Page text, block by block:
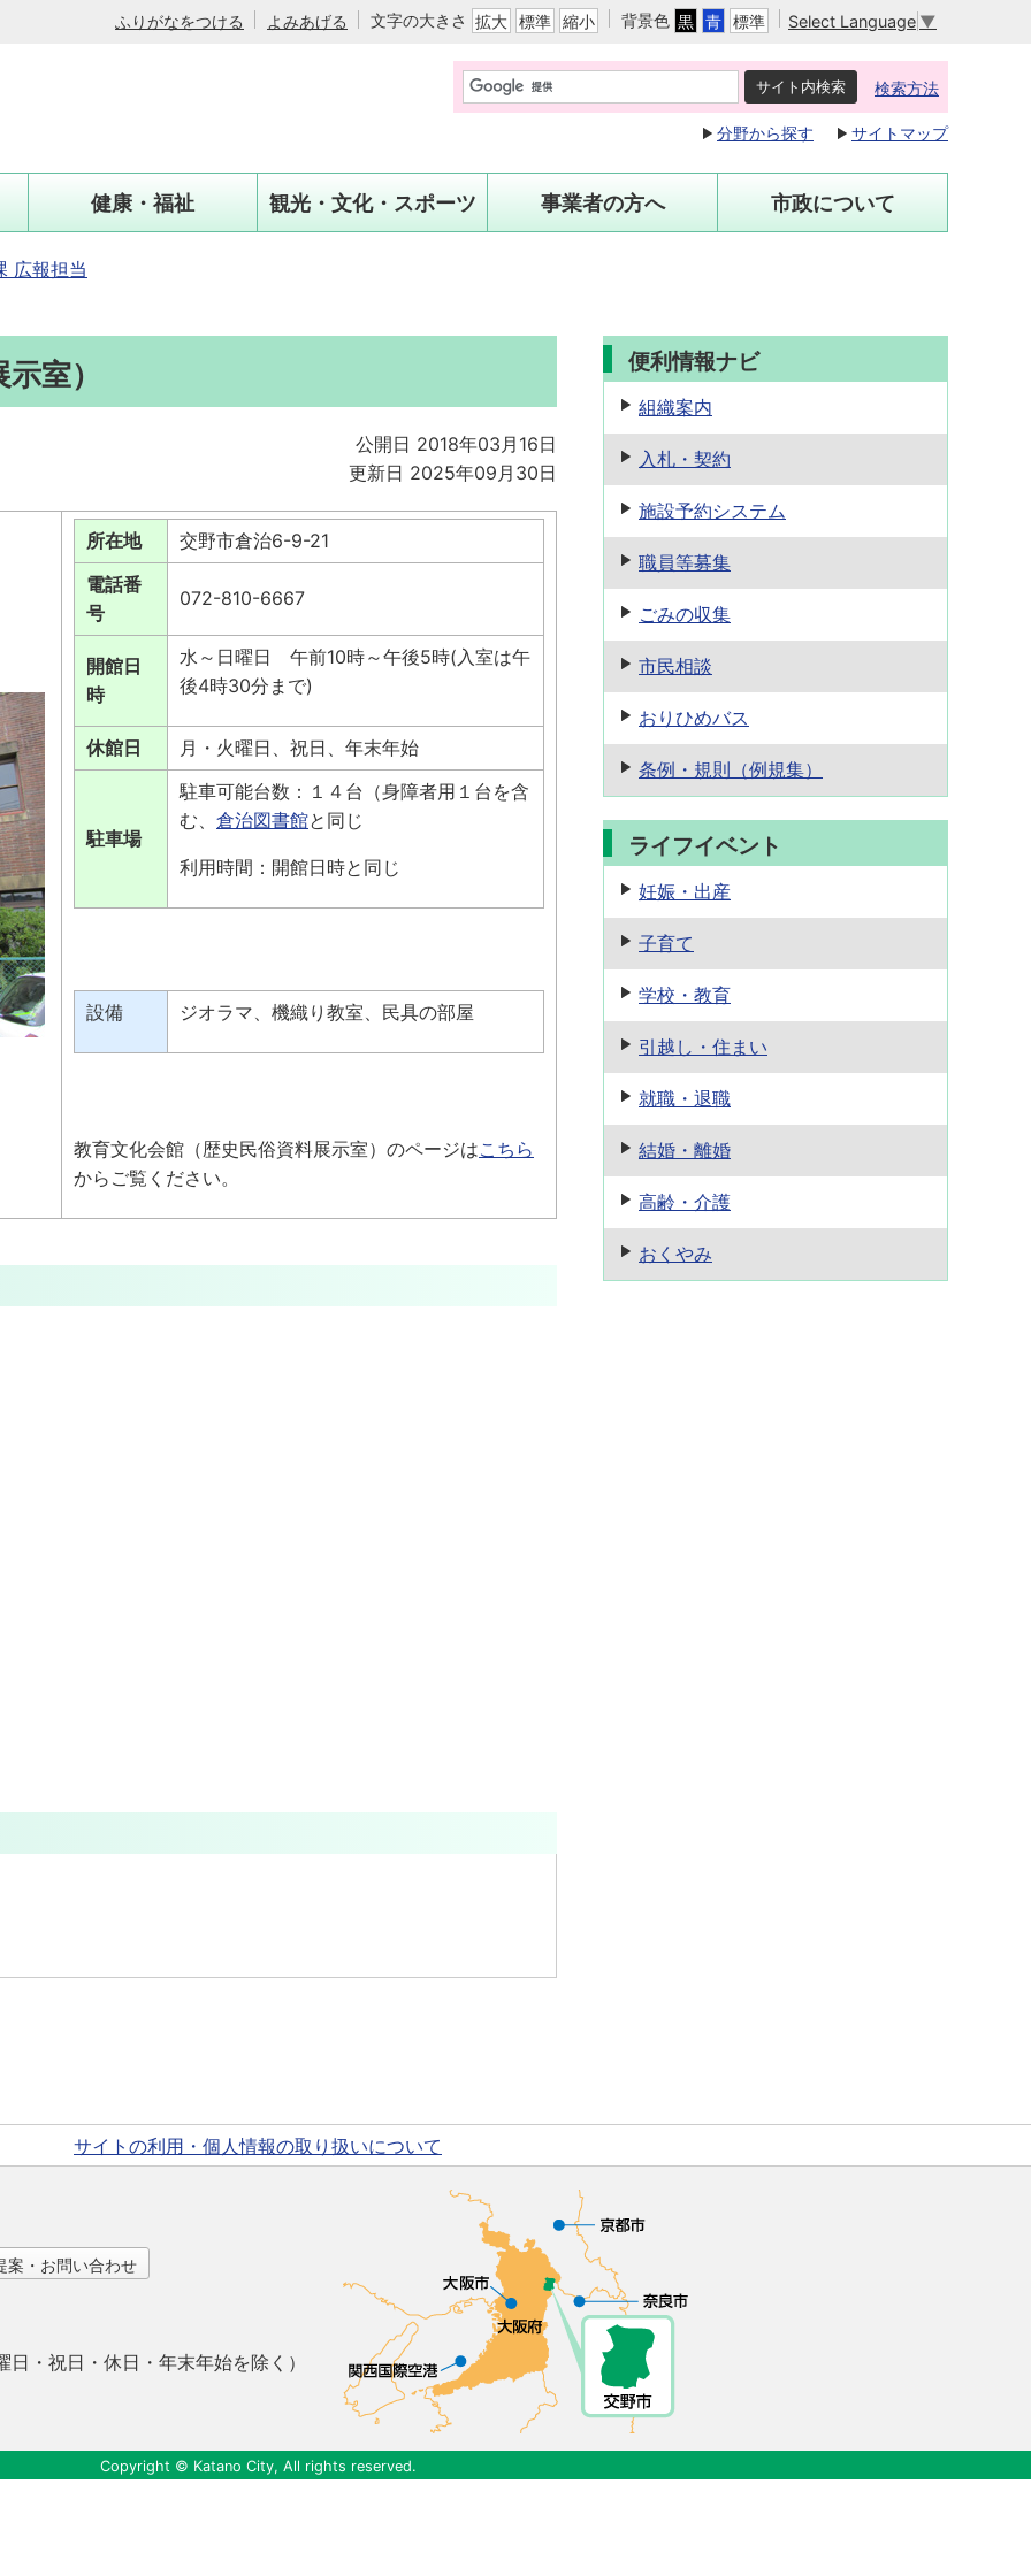
ふりがなをつける よみあげる 文字の大きさ 拡大 標準 縮小 背景色 黒 青 標準 Select Language ▼
検索方法
分野から探す サイトマップ
健康・福祉 観光・文化・スポーツ 事業者の方へ 市政について
広報担当
室）
公開日 2018年03月16日
更新日 2025年09月30日
所在地
交野市倉治6-9-21
電話番
号
072-810-6667
開館日
時
水～日曜日 午前10時～午後5時(入室は午
後4時30分まで)
休館日 月・火曜日、祝日、年末年始
駐車場
駐車可能台数：１４台（身障者用１台を含
む、 倉治図書館と同じ
利用時間：開館日時と同じ
設備 ジオラマ、機織り教室、民具の部屋
教育文化会館（歴史民俗資料展示室）のページはこちら
からご覧ください。
便利情報ナビ
組織案内
入札・契約
施設予約システム
職員等募集
ごみの収集
市民相談
おりひめバス
条例・規則 （例規集）
ライフイベント
妊娠・出産
子育て
学校・教育
引越し・住まい
就職・退職
結婚・離婚
高齢・介護
おくやみ
サイトの利用・個人情報の取り扱いについて
案・お問い合わせ
日・祝日・休日・年末年始を除く）
Copyright © Katano City, All rights reserved.